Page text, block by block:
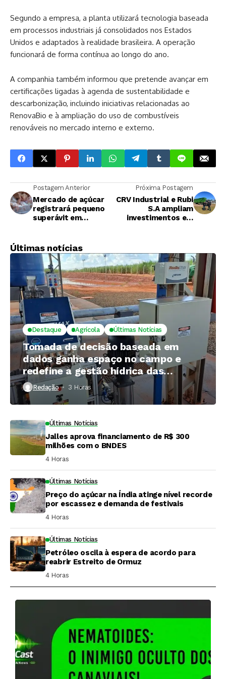
Segundo a empresa, a planta utilizará tecnologia baseada
em processos industriais já consolidados nos Estados
Unidos e adaptados à realidade brasileira. A operação
funcionará de forma contínua ao longo do ano.
A companhia também informou que pretende avançar em
certificações ligadas à agenda de sustentabilidade e
descarbonização, incluindo iniciativas relacionadas ao
RenovaBio e à ampliação do uso de combustíveis
renováveis no mercado interno e externo.
Postagem Anterior
Mercado de açúcar
registrará pequeno
superávit em
Próxima Postagem
CRV Industrial e Rubi
S.A ampliam
investimentos em
Últimas notícias
Destaque Agrícola Últimas Notícias
Tomada de decisão baseada em
dados ganha espaço no campo e
redefine a gestão hídrica das
propriedades rurais
Redação 3 Horas ⁮
Últimas Notícias
Jalles aprova financiamento de R$ 300
milhões com o BNDES
4 Horas ⁮
Últimas Notícias
Preço do açúcar na Índia atinge nível recorde
por escassez e demanda de festivais
4 Horas ⁮
Últimas Notícias
Petróleo oscila à espera de acordo para
reabrir Estreito de Ormuz
4 Horas ⁮